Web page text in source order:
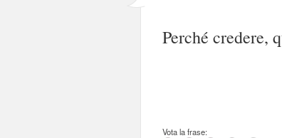
Perché credere,
Vota la frase: